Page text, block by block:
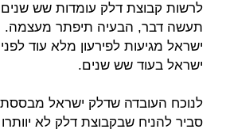
לרשות קבוצת דלק עומדות שש
תעשה דבר, הבעיה תיפתר מעצמה.
ישראל מגיעות לפירעון מלא עוד
ישראל בעוד שש שנים.
לנוכח העובדה שדלק ישראל
סביר להניח שבקבוצת דלק לא